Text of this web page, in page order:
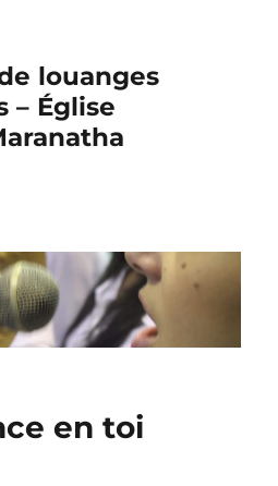
louanges
– Église
en toi